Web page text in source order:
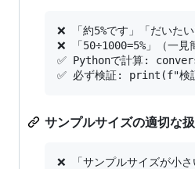
❌ 「約5%です」「だいた
❌ 「50÷1000=5%」（一見
✅ Pythonで計算:
サンプルサイズの適切な
❌ 「サンプルサイズが小